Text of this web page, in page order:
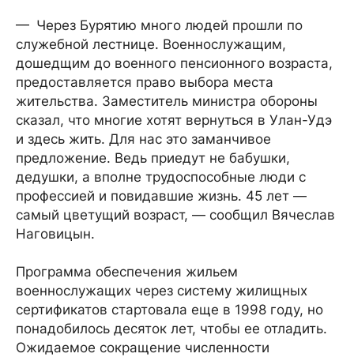
— Через Бурятию много людей прошли по
служебной лестнице. Военнослужащим,
дошедщим до военного пенсионного возраста,
предоставляется право выбора места
жительства. Заместитель министра обороны
сказал, что многие хотят вернуться в Улан-Удэ
и здесь жить. Для нас это заманчивое
предложение. Ведь приедут не бабушки,
дедушки, а вполне трудоспособные люди с
профессией и повидавшие жизнь. 45 лет —
самый цветущий возраст, — сообщил Вячеслав
Наговицын.
Программа обеспечения жильем
военнослужащих через систему жилищных
сертификатов стартовала еще в 1998 году, но
понадобилось десяток лет, чтобы ее отладить.
Ожидаемое сокращение численности